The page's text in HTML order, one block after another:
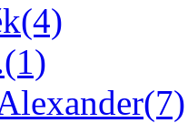
(4)
(1)
(7)